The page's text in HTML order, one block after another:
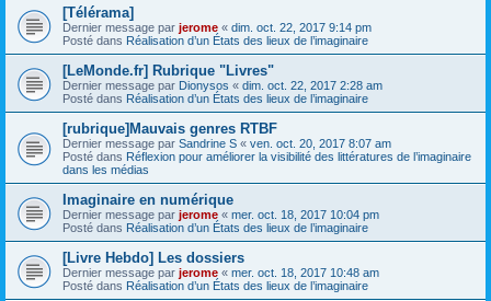
[Télérama]
Dernier message par jerome « dim. oct. 22, 2017 9:14 pm
Posté dans Réalisation d’un États des lieux de l’imaginaire
[LeMonde.fr] Rubrique "Livres"
Dernier message par Dionysos « dim. oct. 22, 2017 2:28 am
Posté dans Réalisation d’un États des lieux de l’imaginaire
[rubrique]Mauvais genres RTBF
Dernier message par Sandrine S « ven. oct. 20, 2017 8:07 am
Posté dans Réflexion pour améliorer la visibilité des littératures de l’imaginaire
dans les médias
Imaginaire en numérique
Dernier message par jerome « mer. oct. 18, 2017 10:04 pm
Posté dans Réalisation d’un États des lieux de l’imaginaire
[Livre Hebdo] Les dossiers
Dernier message par jerome « mer. oct. 18, 2017 10:48 am
Posté dans Réalisation d’un États des lieux de l’imaginaire